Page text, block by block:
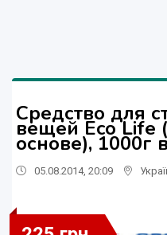
Средство для
вещей Eco Life
основе), 1000г
05.08.2014, 20:09